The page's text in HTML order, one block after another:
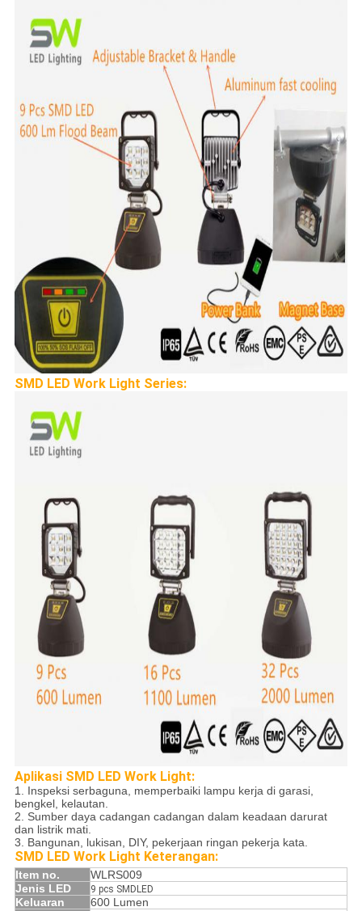
SMD LED Work Light Series:
Aplikasi SMD LED Work Light:
1. Inspeksi serbaguna, memperbaiki lampu kerja di garasi,
bengkel, kelautan.
2. Sumber daya cadangan cadangan dalam keadaan darurat
dan listrik mati.
3. Bangunan, lukisan, DIY, pekerjaan ringan pekerja kata.
SMD LED Work Light Keterangan:
Item no.
WLRS009
Jenis LED
9 pcs SMDLED
Keluaran
600 Lumen